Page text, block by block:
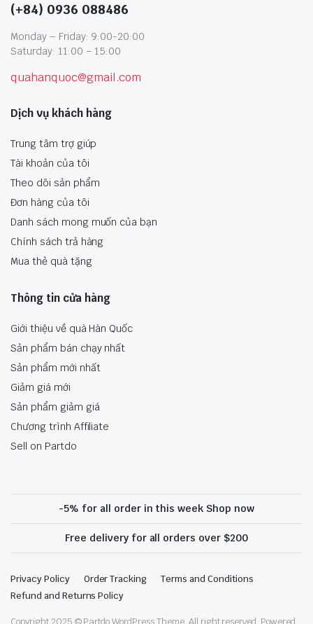
(+84) 0936 088486
Monday – Friday: 9:00-20:00
Saturday: 11:00 – 15:00
quahanquoc@gmail.com
Dịch vụ khách hàng
Trung tâm trợ giúp
Tài khoản của tôi
Theo dõi sản phẩm
Đơn hàng của tôi
Danh sách mong muốn của bạn
Chính sách trả hàng
Mua thẻ quà tặng
Thông tin cửa hàng
Giới thiệu về quà Hàn Quốc
Sản phẩm bán chạy nhất
Sản phẩm mới nhất
Giảm giá mới
Sản phẩm giảm giá
Chương trình Affiliate
Sell on Partdo
-5% for all order in this week Shop now
Free delivery for all orders over $200
Privacy Policy Order Tracking
Terms and Conditions
Refund and Returns Policy
Copyright 2025 © Partdo WordPress Theme. All right reserved. Powered